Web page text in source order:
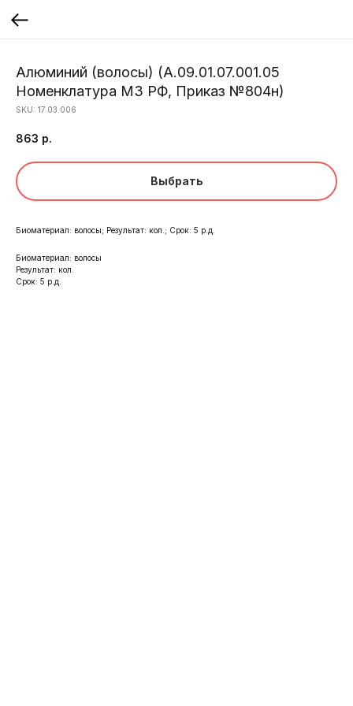
Алюминий (волосы) (А.09.01.07.001.05
Номенклатура МЗ РФ, Приказ №804н)
SKU: 17.03.006
863 р.
Выбрать
Биоматериал: волосы; Результат: кол.; Срок: 5 р.д.
Биоматериал: волосы
Результат: кол.
Срок: 5 р.д.